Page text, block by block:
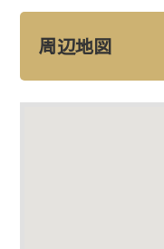
周辺地図